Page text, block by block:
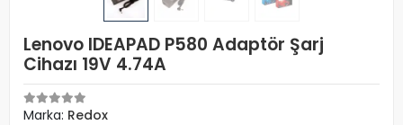
Lenovo IDEAPAD P580 Adaptör Şarj
Cihazı 19V 4.74A
Marka: Redox